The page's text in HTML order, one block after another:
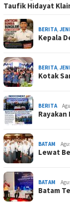
Taufik Hidayat
BERITA
Kepala
BERITA
Kotak
BERITA
BATAM
Lewat
BATAM
Batam